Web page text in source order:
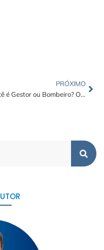
PRÓXIMO
Você é Gestor ou Bombeiro? O Perigo de Gerir Apenas “Uma Cabeça” do Bicho